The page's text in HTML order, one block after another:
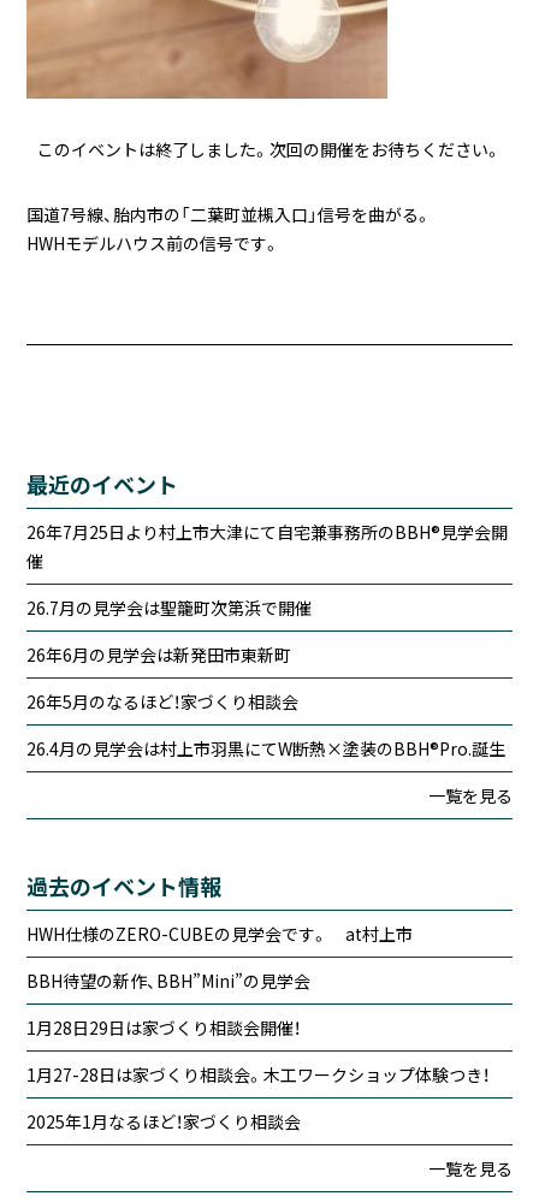
このイベントは終了しました。次回の開催をお待ちください。
国道7号線、胎内市の「二葉町並槻入口」信号を曲がる。
HWHモデルハウス前の信号です。
最近のイベント
26年7月25日より村上市大津にて自宅兼事務所のBBH®見学会開
催
26.7月の見学会は聖籠町次第浜で開催
26年6月の見学会は新発田市東新町
26年5月のなるほど！家づくり相談会
26.4月の見学会は村上市羽黒にてW断熱×塗装のBBH®Pro.誕生
一覧を見る
過去のイベント情報
HWH仕様のZERO-CUBEの見学会です。 at村上市
BBH待望の新作、BBH”Mini”の見学会
1月28日29日は家づくり相談会開催！
1月27-28日は家づくり相談会。木工ワークショップ体験つき！
2025年1月なるほど！家づくり相談会
一覧を見る